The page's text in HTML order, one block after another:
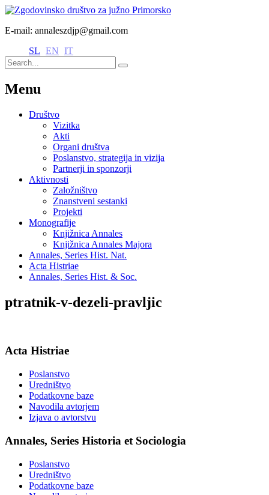
E-mail: annaleszdjp@gmail.com
SL EN IT
Menu
Društvo
Vizitka
Akti
Organi društva
Poslanstvo, strategija in vizija
Partnerji in sponzorji
Aktivnosti
Založništvo
Znanstveni sestanki
Projekti
Monografije
Knjižnica Annales
Knjižnica Annales Majora
Annales, Series Hist. Nat.
Acta Histriae
Annales, Series Hist. & Soc.
ptratnik-v-dezeli-pravljic
Acta Histriae
Poslanstvo
Uredništvo
Podatkovne baze
Navodila avtorjem
Izjava o avtorstvu
Annales, Series Historia et Sociologia
Poslanstvo
Uredništvo
Podatkovne baze